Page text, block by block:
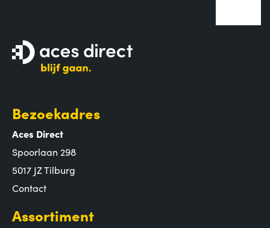
Bezoekadres
Aces Direct
Spoorlaan 298
5017 JZ Tilburg
Contact
Assortiment